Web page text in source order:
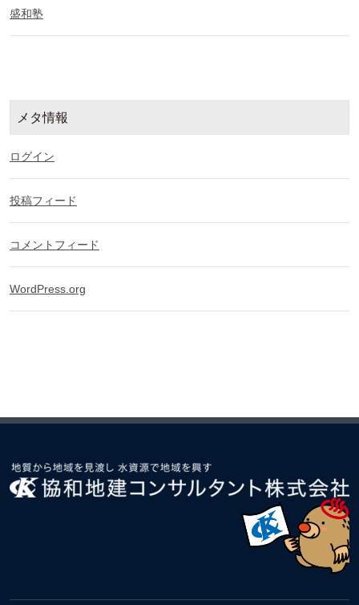
盛和塾
メタ情報
ログイン
投稿フィード
コメントフィード
WordPress.org